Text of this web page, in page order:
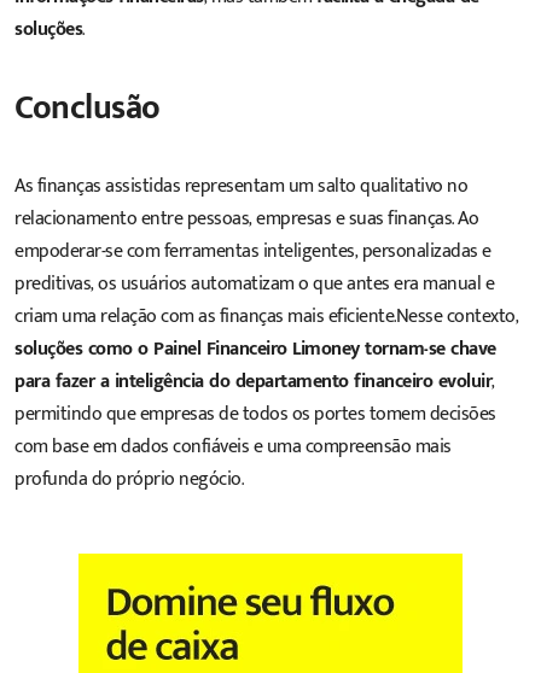
soluções.
Conclusão
As finanças assistidas representam um salto qualitativo no
relacionamento entre pessoas, empresas e suas finanças. Ao
empoderar-se com ferramentas inteligentes, personalizadas e
preditivas, os usuários automatizam o que antes era manual e
criam uma relação com as finanças mais eficiente.Nesse contexto,
soluções como o Painel Financeiro Limoney tornam-se chave
para fazer a inteligência do departamento financeiro evoluir,
permitindo que empresas de todos os portes tomem decisões
com base em dados confiáveis e uma compreensão mais
profunda do próprio negócio.